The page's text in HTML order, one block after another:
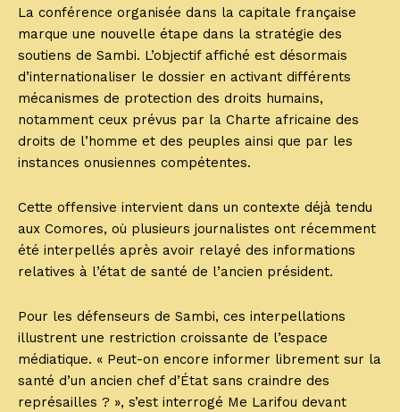
La conférence organisée dans la capitale française
marque une nouvelle étape dans la stratégie des
soutiens de Sambi. L’objectif affiché est désormais
d’internationaliser le dossier en activant différents
mécanismes de protection des droits humains,
notamment ceux prévus par la Charte africaine des
droits de l’homme et des peuples ainsi que par les
instances onusiennes compétentes.
Cette offensive intervient dans un contexte déjà tendu
aux Comores, où plusieurs journalistes ont récemment
été interpellés après avoir relayé des informations
relatives à l’état de santé de l’ancien président.
Pour les défenseurs de Sambi, ces interpellations
illustrent une restriction croissante de l’espace
médiatique. « Peut-on encore informer librement sur la
santé d’un ancien chef d’État sans craindre des
représailles ? », s’est interrogé Me Larifou devant